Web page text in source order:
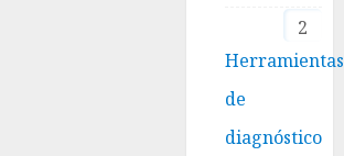
2
Herramientas
de
diagnóstico